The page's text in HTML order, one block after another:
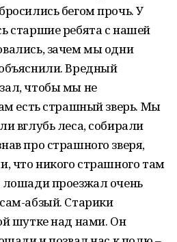
бегом прочь. У
старшие ребята с нашей
зачем мы одни
Вредный
чтобы мы не
есть страшный зверь. Мы
вглубь леса, собирали
про страшного зверя,
что никого страшного там
проезжал очень
абзый. Старики
шутке над нами. Он